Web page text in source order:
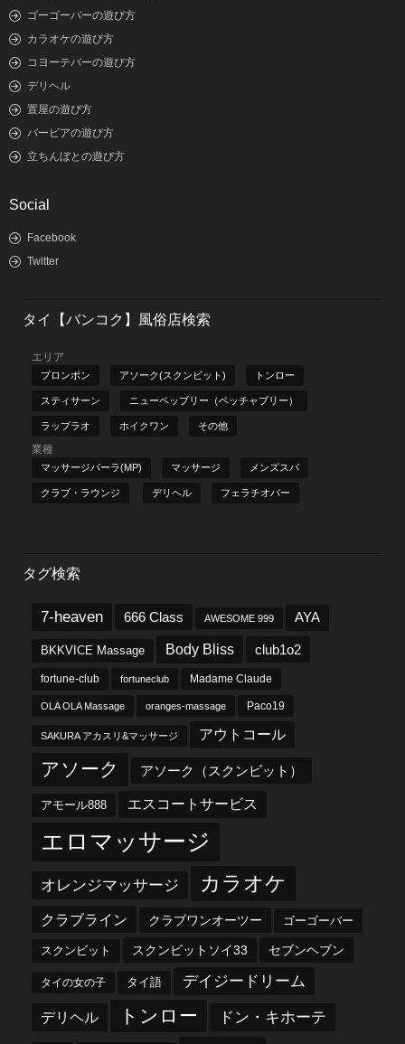
ゴーゴーバーの遊び方
カラオケの遊び方
コヨーテバーの遊び方
デリヘル
置屋の遊び方
バービアの遊び方
立ちんぼとの遊び方
Social
Facebook
Twitter
タイ【バンコク】風俗店検索
エリア
プロンポン アソーク(スクンビット) トンロー
スティサーン ニューペッブリー（ペッチャブリー）
ラップラオ ホイクワン その他
業種
マッサージパーラ(MP) マッサージ メンズスパ
クラブ・ラウンジ デリヘル フェラチオバー
タグ検索
7-heaven 666 Class AWESOME 999 AYA
BKKVICE Massage Body Bliss club1o2
fortune-club fortuneclub Madame Claude
OLA OLA Massage oranges-massage Paco19
SAKURA アカスリ&マッサージ アウトコール
アソーク アソーク（スクンビット）
アモール888 エスコートサービス
エロマッサージ
オレンジマッサージ カラオケ
クラブライン クラブワンオーツー ゴーゴーバー
スクンビット スクンビットソイ33 セブンヘブン
タイの女の子 タイ語 デイジードリーム
デリヘル トンロー ドン・キホーテ